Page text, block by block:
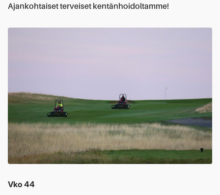
Ajankohtaiset terveiset kentänhoidoltamme!
Vko 44